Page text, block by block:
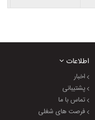
اطلاعات
اخبار
پشتیبانی
تماس با ما
فرصت های شغلی